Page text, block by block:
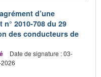
d’une
2010-708 du 29
des conducteurs de
Date de signature : 03-